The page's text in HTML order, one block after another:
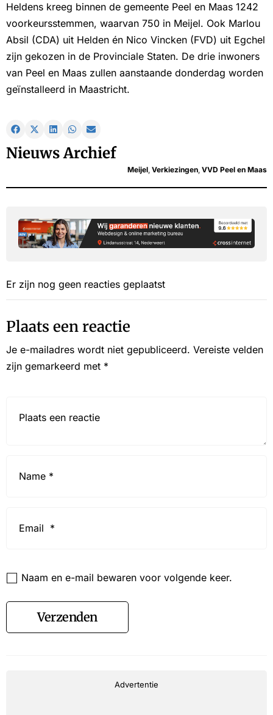
Heldens kreeg binnen de gemeente Peel en Maas 1242
voorkeursstemmen, waarvan 750 in Meijel. Ook Marlou
Absil (CDA) uit Helden én Nico Vincken (FVD) uit Egchel
zijn gekozen in de Provinciale Staten. De drie inwoners
van Peel en Maas zullen aanstaande donderdag worden
geïnstalleerd in Maastricht.
Nieuws Archief
Meijel, Verkiezingen, VVD Peel en Maas
Er zijn nog geen reacties geplaatst
Plaats een reactie
Je e-mailadres wordt niet gepubliceerd. Vereiste velden
zijn gemarkeerd met *
Naam en e-mail bewaren voor volgende keer.
Verzenden
Advertentie